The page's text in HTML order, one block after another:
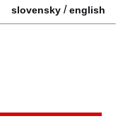
slovensky /english